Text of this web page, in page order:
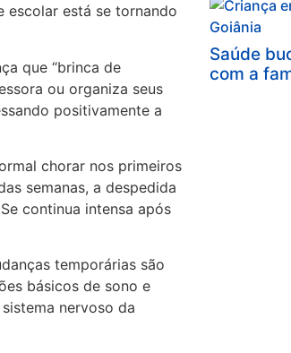
escolar está se tornando
que “brinca de
ou organiza seus
positivamente a
chorar nos primeiros
semanas, a despedida
continua intensa após
temporárias são
básicos de sono e
nervoso da
Saúde
com a